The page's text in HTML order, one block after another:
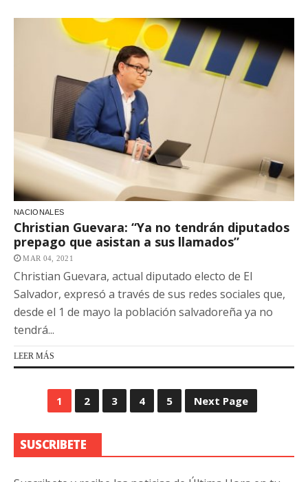
NACIONALES
Christian Guevara: “Ya no tendrán diputados
prepago que asistan a sus llamados”
MAR 04, 2021
Christian Guevara, actual diputado electo de El
Salvador, expresó a través de sus redes sociales que,
desde el 1 de mayo la población salvadoreña ya no
tendrá...
LEER MÁS
1 2 3 4 5 Next Page
SUSCRIBETE